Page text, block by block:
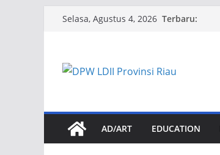
Selasa, Agustus 4, 2026 Terbaru:
AD/ART EDUCATION